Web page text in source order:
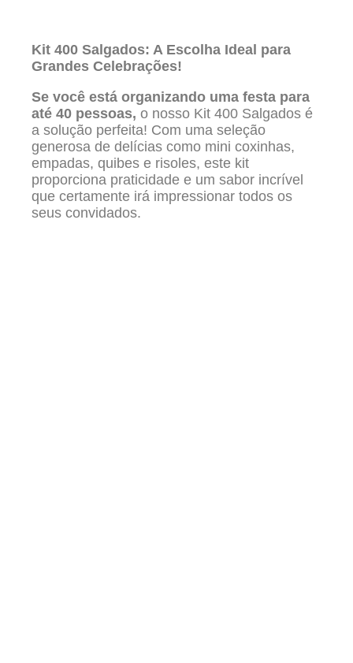
Kit 400 Salgados: A Escolha Ideal para
Grandes Celebrações!
Se você está organizando uma festa para
até 40 pessoas, o nosso Kit 400 Salgados é
a solução perfeita! Com uma seleção
generosa de delícias como mini coxinhas,
empadas, quibes e risoles, este kit
proporciona praticidade e um sabor incrível
que certamente irá impressionar todos os
seus convidados.